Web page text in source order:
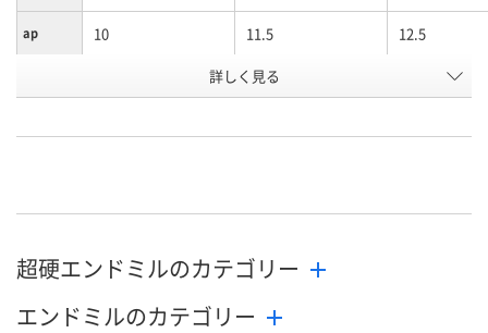
ap 10 11.5 12.5
4.5
号
お届け日 8月24日（月）まで 8月24日（月）まで 8月24日（月）
数量
カゴへ
数量
詳しく見る
超硬エンドミルのカテゴリー
エンドミルのカテゴリー